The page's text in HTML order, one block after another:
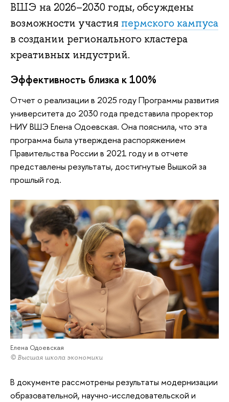
ВШЭ на 2026–2030 годы, обсуждены
возможности участия пермского кампуса
в создании регионального кластера
креативных индустрий.
Эффективность близка к 100%
Отчет о реализации в 2025 году Программы развития
университета до 2030 года представила проректор
НИУ ВШЭ Елена Одоевская. Она пояснила, что эта
программа была утверждена распоряжением
Правительства России в 2021 году и в отчете
представлены результаты, достигнутые Вышкой за
прошлый год.
Елена Одоевская
© Высшая школа экономики
В документе рассмотрены результаты модернизации
образовательной, научно-исследовательской и